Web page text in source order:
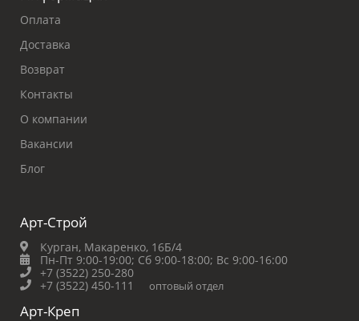
Оплата
Доставка
Возврат
Контакты
О компании
Вакансии
Блог
Арт-Строй
Курган, Макаренко, 16Б/4
Пн-Пт 9:00-19:00; Сб 9:00-18:00; Вс 9:00-16:00
+7 (3522) 250-280
+7 (3522) 450-111
оптовый отдел
Арт-Креп